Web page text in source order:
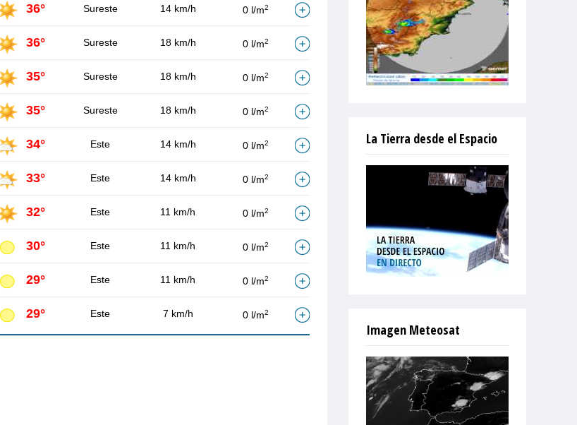
36° Sureste 14 km/h 0 l/m2
36° Sureste 18 km/h 0 l/m2
35° Sureste 18 km/h 0 l/m2
35° Sureste 18 km/h 0 l/m2
34° Este 14 km/h 0 l/m2
33° Este 14 km/h 0 l/m2
32° Este 11 km/h 0 l/m2
30° Este 11 km/h 0 l/m2
29° Este 11 km/h 0 l/m2
29° Este 7 km/h 0 l/m2
La Tierra desde el Espacio
Imagen Meteosat